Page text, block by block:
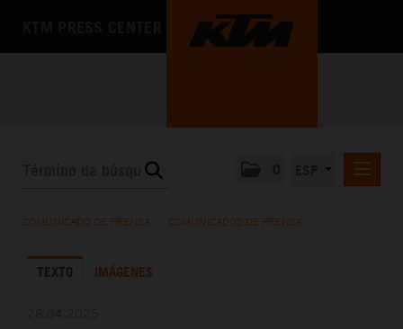
LA EMPRESA
COMUNICADO DE PRENSA COMUNICADOS DE PRENSA
TEXTO IMÁGENES